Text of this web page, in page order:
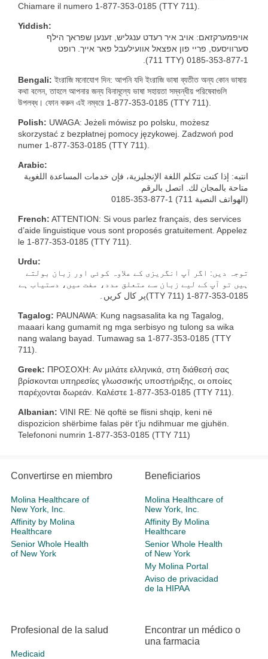
Chiamare il numero 1-877-353-0185 (TTY 711).
Yiddish:
אויפמערקזאם: אויב איר רעדט ענגליש, זענען שפראך הילף
סערוויסעס, פריי פון אפצאל אוועילעבל פאר אייך. רופט
.(711 TTY) 0185-353-877-1
Bengali: ইংরাজি মনোযোগ দিন: আপনি যদি ইংরাজি ভাষা ব্যতীত অন্য কোন ভাষায়
কথা বলেন, তাহলে আপনার জন্য বিনামূল্যে ভাষা সহায়তা সম্বন্ধীয় পরিষেবাগুলি
উপলব্ধ। ফোন করুন এই নম্বরে 1‑877-353-0185 (TTY 711).
Polish: UWAGA: Jeżeli mówisz po polsku, możesz
skorzystać z bezpłatnej pomocy językowej. Zadzwoń pod
numer 1-877-353-0185 (TTY 711).
Arabic:
انتبه: إذا كنت تتكلم اللغة الإنجليزية، فإن خدمات المساعدة اللغوية
متاحة بالمجان لك. اتصل بالرقم
)الهواتف النصية 711 0185-353-877-1 (
French: ATTENTION: Si vous parlez français, des services
d’aide linguistique vous sont proposés gratuitement. Appelez
le 1-877-353-0185 (TTY 711).
Urdu:
توجہ دیں: اگر آپ انگریزی کے علاوہ کوئی اور زبان بولتے
ہیں تو آپ کے لیے زبان سے متعلق مدد، مفت میں، دستیاب ہے
(TTY 711) 1-877-353-0185پر کال کریں۔
Tagalog: PAUNAWA: Kung nagsasalita ka ng Tagalog,
maaari kang gumamit ng mga serbisyo ng tulong sa wika
nang walang bayad. Tumawag sa 1-877-353-0185 (TTY
711).
Greek: ΠΡΟΣΟΧΗ: Αν μιλάτε ελληνικά, στη διάθεσή σας
βρίσκονται υπηρεσίες γλωσσικής υποστήριξης, οι οποίες
παρέχονται δωρεάν. Καλέστε 1-877-353-0185 (TTY 711).
Albanian: VINI RE: Në qoftë se flisni shqip, keni në
dispozicion shërbime falas për t’ju ndihmuar me gjuhën.
Telefononi numrin 1‑877-353-0185 (TTY 711)
Convertirse en miembro
Molina Healthcare of
New York, Inc.
Affinity by Molina
Healthcare
Senior Whole Health
of New York
Beneficiarios
Molina Healthcare of
New York, Inc.
Affinity By Molina
Healthcare
Senior Whole Health
of New York
My Molina Portal
Aviso de privacidad
de la HIPAA
Profesional de la salud
Medicaid
Encontrar un médico o
una farmacia